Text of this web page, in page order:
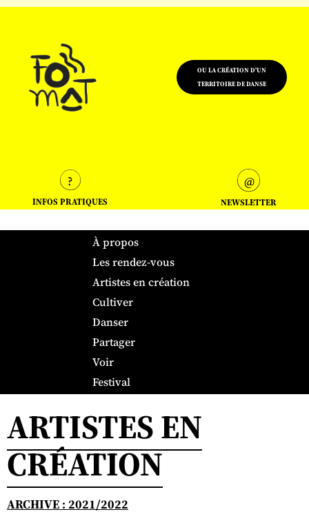
OU LA CRÉATION D'UN
TERRITOIRE DE DANSE
INFOS PRATIQUES NEWSLETTER
À propos
Les rendez-vous
Artistes en création
Cultiver
Danser
Partager
Voir
Festival
ARTISTES EN
CRÉATION
ARCHIVE : 2021/2022